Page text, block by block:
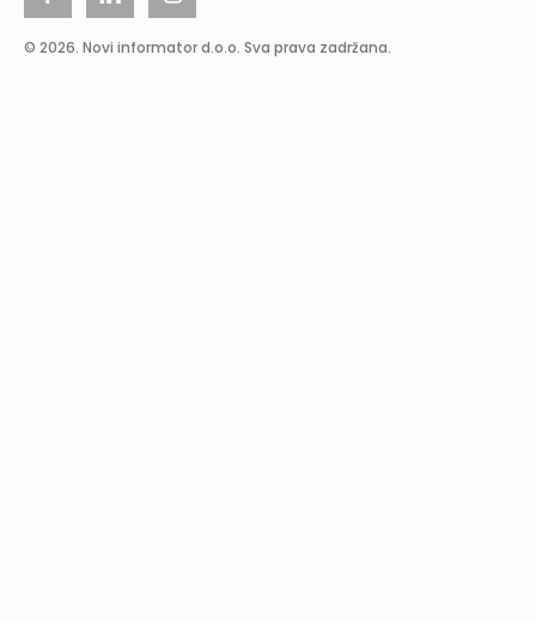
© 2026. Novi informator d.o.o. Sva prava zadržana.